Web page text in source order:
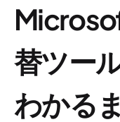
替ツー
わかる